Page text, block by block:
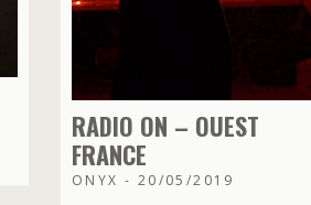
RADIO ON – OUEST
FRANCE
ONYX - 20/05/2019